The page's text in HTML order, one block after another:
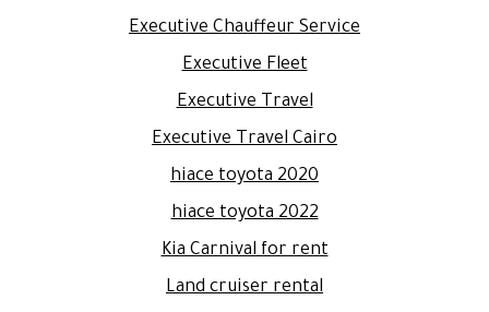
Executive Chauffeur Service
Executive Fleet
Executive Travel
Executive Travel Cairo
hiace toyota 2020
hiace toyota 2022
Kia Carnival for rent
Land cruiser rental